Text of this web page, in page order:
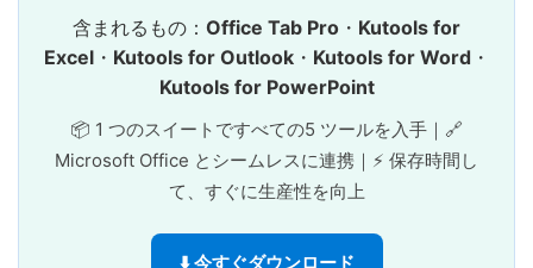
含まれるもの： Office Tab Pro ・ Kutools for
Excel・ Kutools for Outlook・ Kutools for Word・
Kutools for PowerPoint
📦 1 つのスイートですべての5 ツールを入手｜🔗
Microsoft Office とシームレスに連携｜⚡ 保存時間し
て、すぐに生産性を向上
⬇️ 今すぐダウンロード